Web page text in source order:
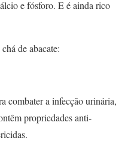
e fósforo. E é ainda rico
de abacate:
combater a infecção urinária,
propriedades anti-